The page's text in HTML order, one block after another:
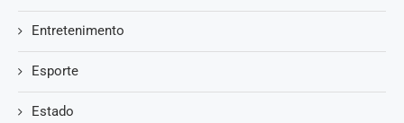
Entretenimento
Esporte
Estado